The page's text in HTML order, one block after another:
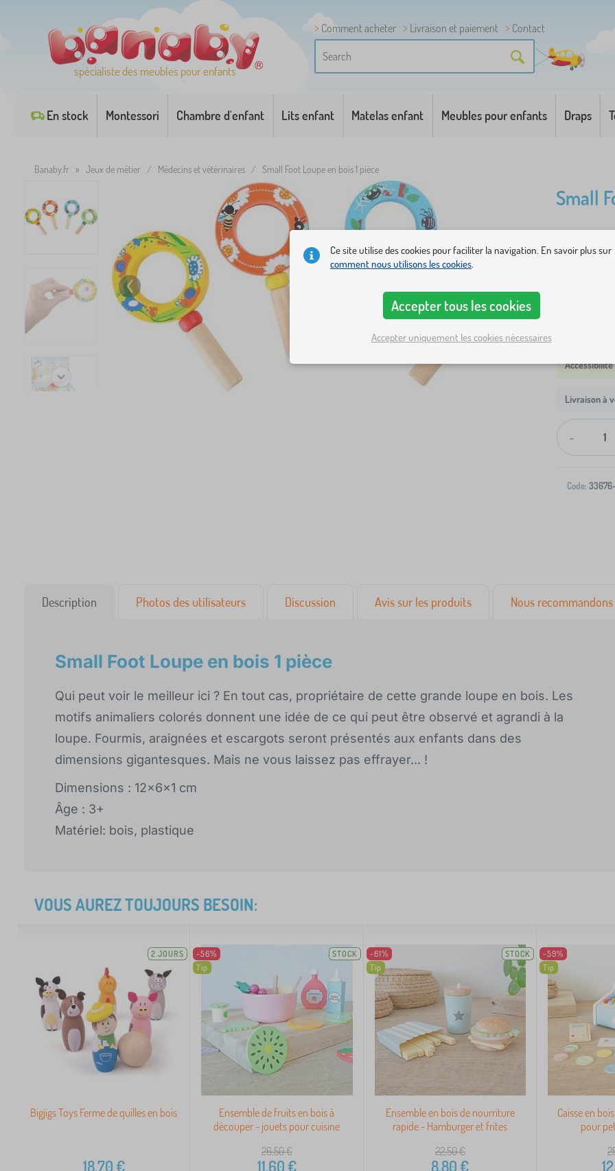
spécialiste des meubles pour enfants
Comment acheter Livraison et paiement
Contact
En stock Montessori Chambre d'enfant Lits enfant Matelas enfant Meubles pour enfants Draps
Banaby.fr » Jeux de métier / Médecins et vétérinaires / Small Foot Loupe en bois 1 pièce
Small
Qui peut
grande
idée de
Livraison à
-
Code:
Description Photos des utilisateurs Discussion Avis sur les produits Nous
Small Foot Loupe en bois 1 pièce
Qui peut voir le meilleur ici ? En tout cas, propriétaire de cette grande loupe en bois. Les
motifs animaliers colorés donnent une idée de ce qui peut être observé et agrandi à la
loupe. Fourmis, araignées et escargots seront présentés aux enfants dans des
dimensions gigantesques. Mais ne vous laissez pas effrayer... !
Dimensions : 12x6x1 cm
Âge : 3+
Matériel: bois, plastique
VOUS AUREZ TOUJOURS BESOIN:
2 JOURS
Bigjigs Toys Ferme de quilles en bois
18,70€
-56%
Tip
STOCK
Ensemble de fruits en bois à
découper - jouets pour cuisine
26,50€
11,60€
-61%
Tip
STOCK
Ensemble en bois de nourriture
rapide - Hamburger et frites
22,50€
8,80€
-59%
Tip
Caisse en
pour
Ce site utilise des cookies pour faciliter la navigation. En savoir plus sur
comment nous utilisons les cookies.
Accepter tous les cookies
Accepter uniquement les cookies nécessaires